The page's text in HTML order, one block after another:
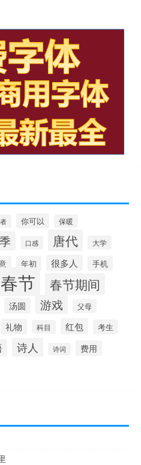
你可以 保暖
口感 唐代 大学
年初 很多人 手机
春节 春节期间
汤圆 游戏 父母
礼物 科目 红包
考生
诗人 诗词 费用